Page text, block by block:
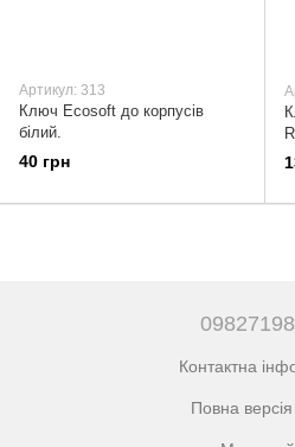
Артикул: 313
Ключ Ecosoft до корпусів
білий.
40 грн
Контактна
Повна